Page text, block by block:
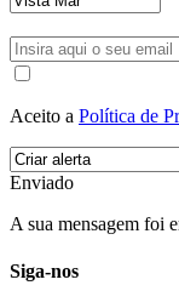
Aceito a Política de
Enviado
A sua mensagem foi
Siga-nos